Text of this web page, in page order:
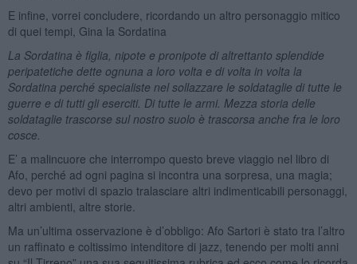
E infine, vorrei concludere, ricordando un altro personaggio mitico
di quei tempi, Gina la Sordatina
La Sordatina è figlia, nipote e pronipote di altrettanto splendide
peripatetiche dette ognuna a loro volta e di volta in volta la
Sordatina perché specialiste nel sollazzare le soldataglie di tutte le
guerre e di tutti gli eserciti. Di tutte le armi. Mezza storia delle
soldataglie trascorse sul nostro suolo è trascorsa anche fra le loro
cosce.
E’ a malincuore che interrompo questo breve viaggio nel libro di
Afo, perché ad ogni pagina si incontra una sorpresa, una magia;
devo per motivi di spazio tralasciare altri indimenticabili personaggi,
altri ambienti, altre storie.
Ma un’ultima osservazione è d’obbligo: Afo Sartori è stato tra l’altro
un raffinato e coltissimo intenditore di jazz, tenendo per molti anni